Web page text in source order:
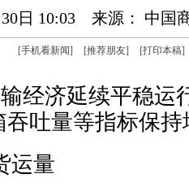
日 10:03 来源： 中国
[手机看新闻] [推荐朋友] [打印本稿]
经济延续平稳运
吐量等指标保持
运量